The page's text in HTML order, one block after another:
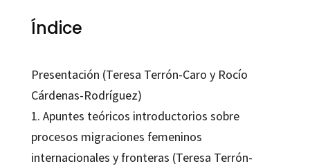
Índice
Presentación (Teresa Terrón-Caro y Rocío
Cárdenas-Rodríguez)
1. Apuntes teóricos introductorios sobre
procesos migraciones femeninos
internacionales y fronteras (Teresa Terrón-